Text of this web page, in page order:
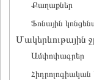
Քաղաքներ
Ֆոնային
Մակերևութային
Ամփոփագրեր